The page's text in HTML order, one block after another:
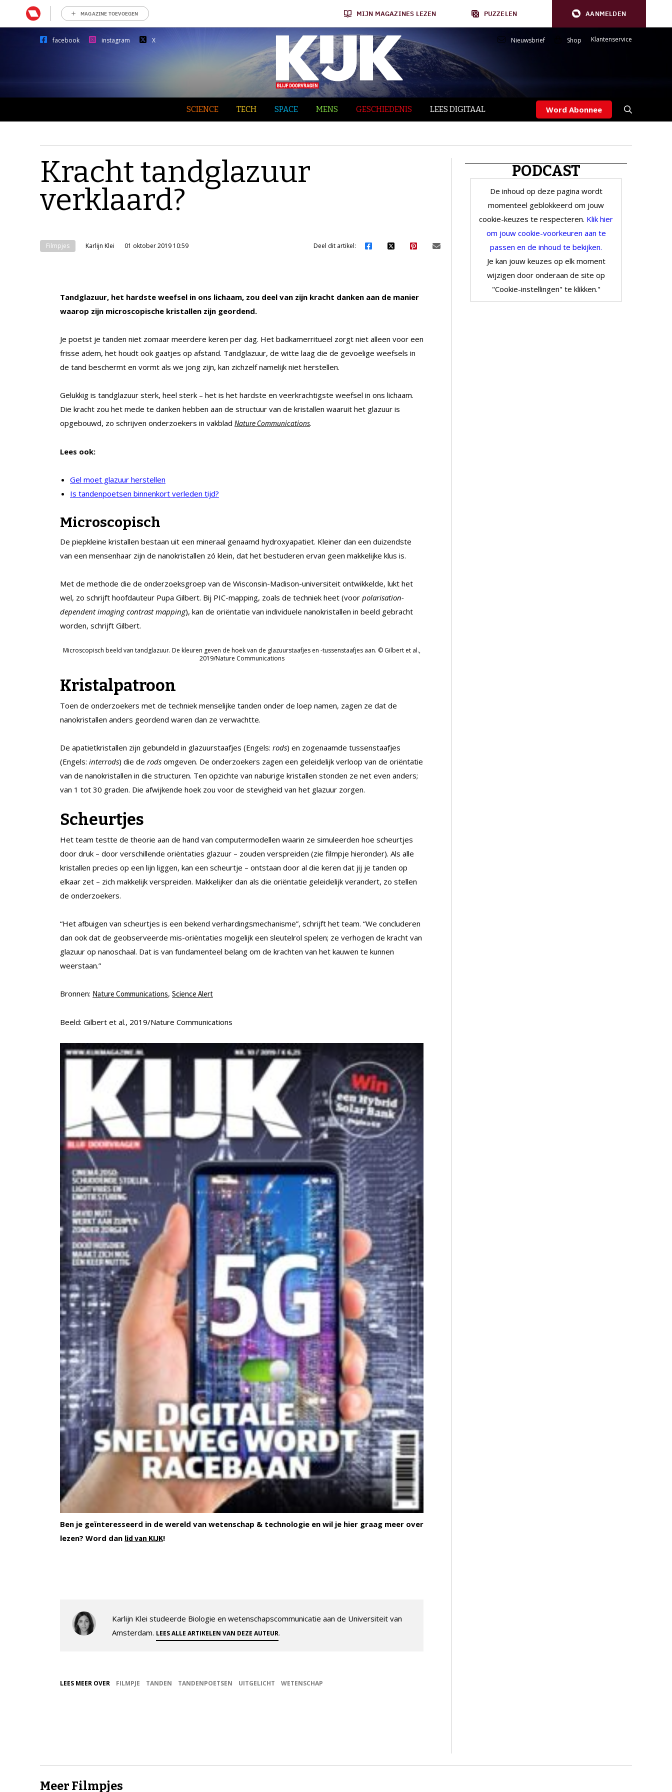
MAGAZINE TOEVOEGEN MIJN MAGAZINES LEZEN PUZZELEN AANMELDEN
facebook instagram X Nieuwsbrief Shop Klantenservice
SCIENCE TECH SPACE MENS GESCHIEDENIS LEES DIGITAAL Word Abonnee
Kracht tandglazuur
verklaard?
Filmpjes Karlijn Klei 01 oktober 2019 10:59 Deel dit artikel:
Tandglazuur, het hardste weefsel in ons lichaam, zou deel van zijn kracht danken aan de manier
waarop zijn microscopische kristallen zijn geordend.
Je poetst je tanden niet zomaar meerdere keren per dag. Het badkamerritueel zorgt niet alleen voor een
frisse adem, het houdt ook gaatjes op afstand. Tandglazuur, de witte laag die de gevoelige weefsels in
de tand beschermt en vormt als we jong zijn, kan zichzelf namelijk niet herstellen.
Gelukkig is tandglazuur sterk, heel sterk – het is het hardste en veerkrachtigste weefsel in ons lichaam.
Die kracht zou het mede te danken hebben aan de structuur van de kristallen waaruit het glazuur is
opgebouwd, zo schrijven onderzoekers in vakblad Nature Communications.
Lees ook:
Gel moet glazuur herstellen
Is tandenpoetsen binnenkort verleden tijd?
Microscopisch
De piepkleine kristallen bestaan uit een mineraal genaamd hydroxyapatiet. Kleiner dan een duizendste
van een mensenhaar zijn de nanokristallen zó klein, dat het bestuderen ervan geen makkelijke klus is.
Met de methode die de onderzoeksgroep van de Wisconsin-Madison-universiteit ontwikkelde, lukt het
wel, zo schrijft hoofdauteur Pupa Gilbert. Bij PIC-mapping, zoals de techniek heet (voor polarisation-
dependent imaging contrast mapping), kan de oriëntatie van individuele nanokristallen in beeld gebracht
worden, schrijft Gilbert.
Microscopisch beeld van tandglazuur. De kleuren geven de hoek van de glazuurstaafjes en -tussenstaafjes aan. © Gilbert et al.,
2019/Nature Communications
Kristalpatroon
Toen de onderzoekers met de techniek menselijke tanden onder de loep namen, zagen ze dat de
nanokristallen anders geordend waren dan ze verwachtte.
De apatietkristallen zijn gebundeld in glazuurstaafjes (Engels: rods) en zogenaamde tussenstaafjes
(Engels: interrods) die de rods omgeven. De onderzoekers zagen een geleidelijk verloop van de oriëntatie
van de nanokristallen in die structuren. Ten opzichte van naburige kristallen stonden ze net even anders;
van 1 tot 30 graden. Die afwijkende hoek zou voor de stevigheid van het glazuur zorgen.
Scheurtjes
Het team testte de theorie aan de hand van computermodellen waarin ze simuleerden hoe scheurtjes
door druk – door verschillende oriëntaties glazuur – zouden verspreiden (zie filmpje hieronder). Als alle
kristallen precies op een lijn liggen, kan een scheurtje – ontstaan door al die keren dat jij je tanden op
elkaar zet – zich makkelijk verspreiden. Makkelijker dan als die oriëntatie geleidelijk verandert, zo stellen
de onderzoekers.
“Het afbuigen van scheurtjes is een bekend verhardingsmechanisme”, schrijft het team. “We concluderen
dan ook dat de geobserveerde mis-oriëntaties mogelijk een sleutelrol spelen; ze verhogen de kracht van
glazuur op nanoschaal. Dat is van fundamenteel belang om de krachten van het kauwen te kunnen
weerstaan.”
Bronnen: Nature Communications, Science Alert
Beeld: Gilbert et al., 2019/Nature Communications
Ben je geïnteresseerd in de wereld van wetenschap & technologie en wil je hier graag meer over
lezen? Word dan lid van KIJK!
Karlijn Klei studeerde Biologie en wetenschapscommunicatie aan de Universiteit van
Amsterdam. LEES ALLE ARTIKELEN VAN DEZE AUTEUR.
LEES MEER OVER FILMPJE TANDEN TANDENPOETSEN UITGELICHT WETENSCHAP
PODCAST
De inhoud op deze pagina wordt
momenteel geblokkeerd om jouw
cookie-keuzes te respecteren. Klik hier
om jouw cookie-voorkeuren aan te
passen en de inhoud te bekijken.
Je kan jouw keuzes op elk moment
wijzigen door onderaan de site op
"Cookie-instellingen" te klikken."
Meer Filmpjes